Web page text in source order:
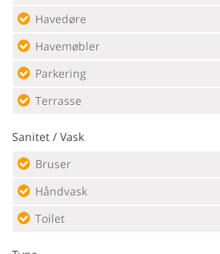
Havedøre
Havemøbler
Parkering
Terrasse
Sanitet / Vask
Bruser
Håndvask
Toilet